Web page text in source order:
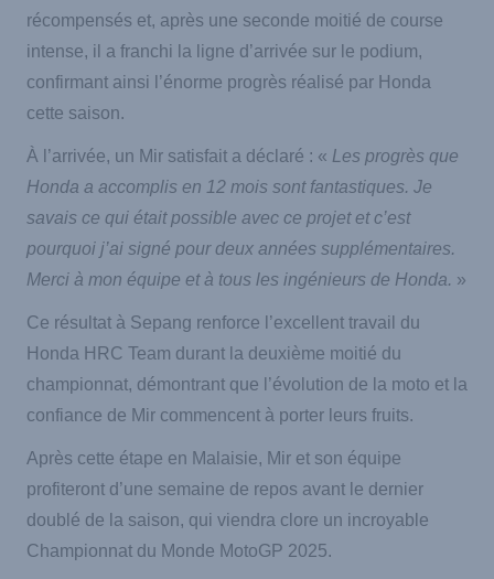
récompensés et, après une seconde moitié de course
intense, il a franchi la ligne d’arrivée sur le podium,
confirmant ainsi l’énorme progrès réalisé par Honda
cette saison.
À l’arrivée, un Mir satisfait a déclaré : « Les progrès que
Honda a accomplis en 12 mois sont fantastiques. Je
savais ce qui était possible avec ce projet et c’est
pourquoi j’ai signé pour deux années supplémentaires.
Merci à mon équipe et à tous les ingénieurs de Honda. »
Ce résultat à Sepang renforce l’excellent travail du
Honda HRC Team durant la deuxième moitié du
championnat, démontrant que l’évolution de la moto et la
confiance de Mir commencent à porter leurs fruits.
Après cette étape en Malaisie, Mir et son équipe
profiteront d’une semaine de repos avant le dernier
doublé de la saison, qui viendra clore un incroyable
Championnat du Monde MotoGP 2025.